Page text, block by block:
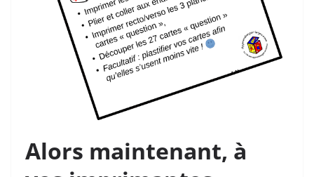
Alors maintenant, à